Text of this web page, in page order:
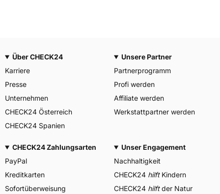
Über CHECK24
Karriere
Presse
Unternehmen
CHECK24 Österreich
CHECK24 Spanien
Unsere Partner
Partnerprogramm
Profi werden
Affiliate werden
Werkstattpartner werden
CHECK24 Zahlungsarten
PayPal
Kreditkarten
Sofortüberweisung
Unser Engagement
Nachhaltigkeit
CHECK24 hilftKindern
CHECK24 hilftder Natur